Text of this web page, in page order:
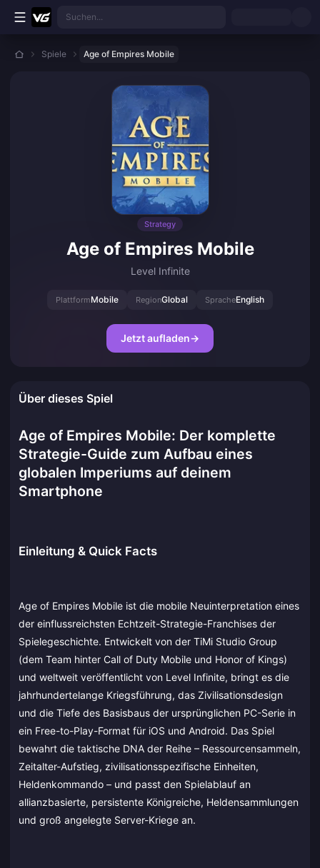
Zum Hauptinhalt springen
Suchen...
Spiele Age of Empires Mobile
Strategy
Age of Empires Mobile
Level Infinite
PlattformMobile RegionGlobal SpracheEnglish
Jetzt aufladen→
Über dieses Spiel
Age of Empires Mobile: Der komplette
Strategie-Guide zum Aufbau eines
globalen Imperiums auf deinem
Smartphone
Einleitung & Quick Facts
Age of Empires Mobile ist die mobile Neuinterpretation eines
der einflussreichsten Echtzeit-Strategie-Franchises der
Spielegeschichte. Entwickelt von der TiMi Studio Group
(dem Team hinter Call of Duty Mobile und Honor of Kings)
und weltweit veröffentlicht von Level Infinite, bringt es die
jahrhundertelange Kriegsführung, das Zivilisationsdesign
und die Tiefe des Basisbaus der ursprünglichen PC-Serie in
ein Free-to-Play-Format für iOS und Android. Das Spiel
bewahrt die taktische DNA der Reihe – Ressourcensammeln,
Zeitalter-Aufstieg, zivilisationsspezifische Einheiten,
Heldenkommando – und passt den Spielablauf an
allianzbasierte, persistente Königreiche, Heldensammlungen
und groß angelegte Server-Kriege an.